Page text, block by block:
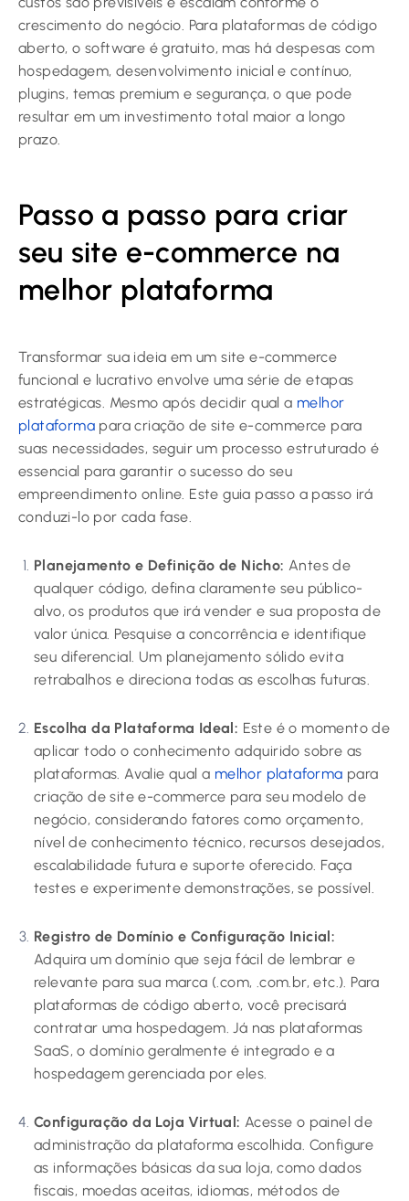
crescimento do negócio. Para plataformas de código
aberto, o software é gratuito, mas há despesas com
hospedagem, desenvolvimento inicial e contínuo,
plugins, temas premium e segurança, o que pode
resultar em um investimento total maior a longo
prazo.
Passo a passo para criar
seu site e-commerce na
melhor plataforma
Transformar sua ideia em um site e-commerce
funcional e lucrativo envolve uma série de etapas
estratégicas. Mesmo após decidir qual a melhor
plataforma para criação de site e-commerce para
suas necessidades, seguir um processo estruturado é
essencial para garantir o sucesso do seu
empreendimento online. Este guia passo a passo irá
conduzi-lo por cada fase.
Planejamento e Definição de Nicho: Antes de
qualquer código, defina claramente seu público-
alvo, os produtos que irá vender e sua proposta de
valor única. Pesquise a concorrência e identifique
seu diferencial. Um planejamento sólido evita
retrabalhos e direciona todas as escolhas futuras.
Escolha da Plataforma Ideal: Este é o momento de
aplicar todo o conhecimento adquirido sobre as
plataformas. Avalie qual a melhor plataforma para
criação de site e-commerce para seu modelo de
negócio, considerando fatores como orçamento,
nível de conhecimento técnico, recursos desejados,
escalabilidade futura e suporte oferecido. Faça
testes e experimente demonstrações, se possível.
Registro de Domínio e Configuração Inicial:
Adquira um domínio que seja fácil de lembrar e
relevante para sua marca (.com, .com.br, etc.). Para
plataformas de código aberto, você precisará
contratar uma hospedagem. Já nas plataformas
SaaS, o domínio geralmente é integrado e a
hospedagem gerenciada por eles.
Configuração da Loja Virtual: Acesse o painel de
administração da plataforma escolhida. Configure
as informações básicas da sua loja, como dados
fiscais, moedas aceitas, idiomas, métodos de